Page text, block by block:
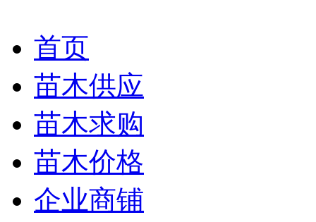
首页
苗木供应
苗木求购
苗木价格
企业商铺